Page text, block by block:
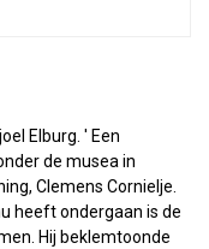
Elburg. ' Een
de musea in
Clemens Cornielje.
heeft ondergaan is de
Hij beklemtoonde